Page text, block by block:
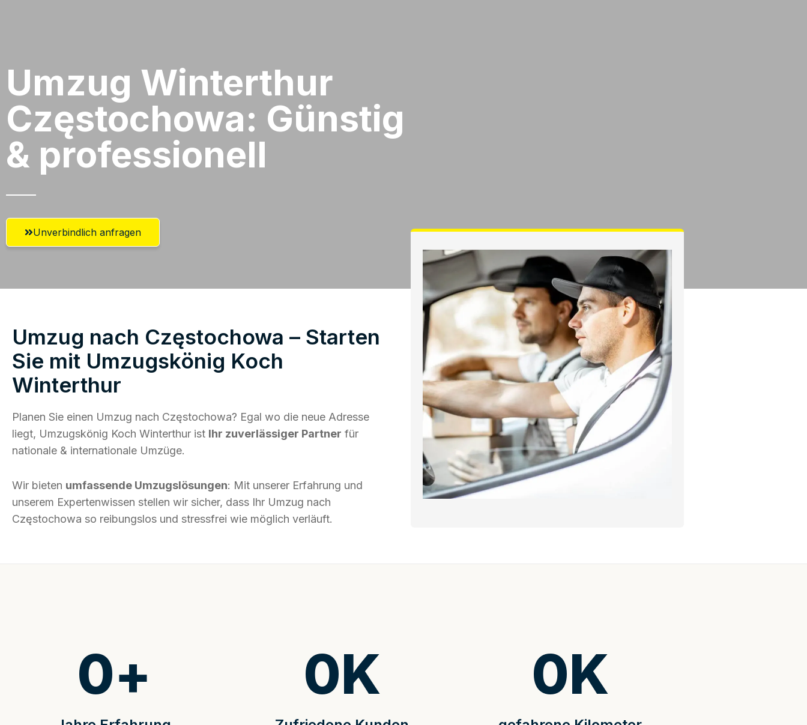
Umzug Winterthur​
Częstochowa: Günstig
& professionell​
Unverbindlich anfragen
Umzug nach Częstochowa – Starten
Sie mit Umzugskönig Koch
Winterthur
Planen Sie einen Umzug nach Częstochowa? Egal wo die neue Adresse
liegt, Umzugskönig Koch Winterthur ist Ihr zuverlässiger Partner für
nationale & internationale Umzüge.
Wir bieten umfassende Umzugslösungen: Mit unserer Erfahrung und
unserem Expertenwissen stellen wir sicher, dass Ihr Umzug nach
Częstochowa so reibungslos und stressfrei wie möglich verläuft.
0+ 0K 0K